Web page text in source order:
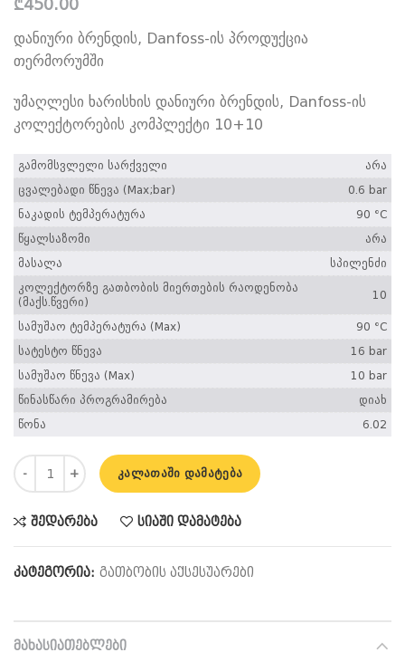
₾450.00
დანიური ბრენდის, Danfoss-ის პროდუქცია
თერმორუმში
უმაღლესი ხარისხის დანიური ბრენდის, Danfoss-ის
კოლექტორების კომპლექტი 10+10
გამომსვლელი სარქველი
არა
ცვალებადი წნევა (Max;bar)
0.6 bar
ნაკადის ტემპერატურა
90 °C
წყალსაზომი
არა
მასალა
სპილენძი
კოლექტორზე გათბობის მიერთების რაოდენობა
(მაქს.წვერი)
10
სამუშაო ტემპერატურა (Max)
90 °C
სატესტო წნევა
16 bar
სამუშაო წნევა (Max)
10 bar
წინასწარი პროგრამირება
დიახ
წონა
6.02
რაოდენობა: 088U0510 კოლექტორების კომპლექტი
ᲙᲐᲚᲐᲗᲐᲨᲘ ᲓᲐᲛᲐᲢᲔᲑᲐ
შედარება სიაში დამატება
კატეგორია: გათბობის აქსესუარები
ᲛᲐᲮᲐᲡᲘᲐᲗᲔᲑᲚᲔᲑᲘ